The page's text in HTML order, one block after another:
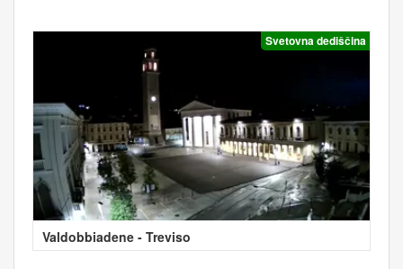
Svetovna dediščina
Valdobbiadene - Treviso